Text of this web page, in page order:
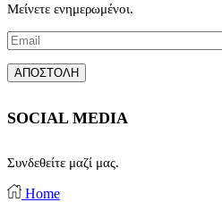
Μείνετε ενημερωμένοι.
SOCIAL MEDIA
Συνδεθείτε μαζί μας.
Facebook
Instagram
Home